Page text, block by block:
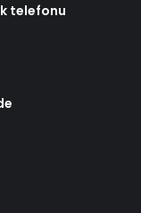
telefonu